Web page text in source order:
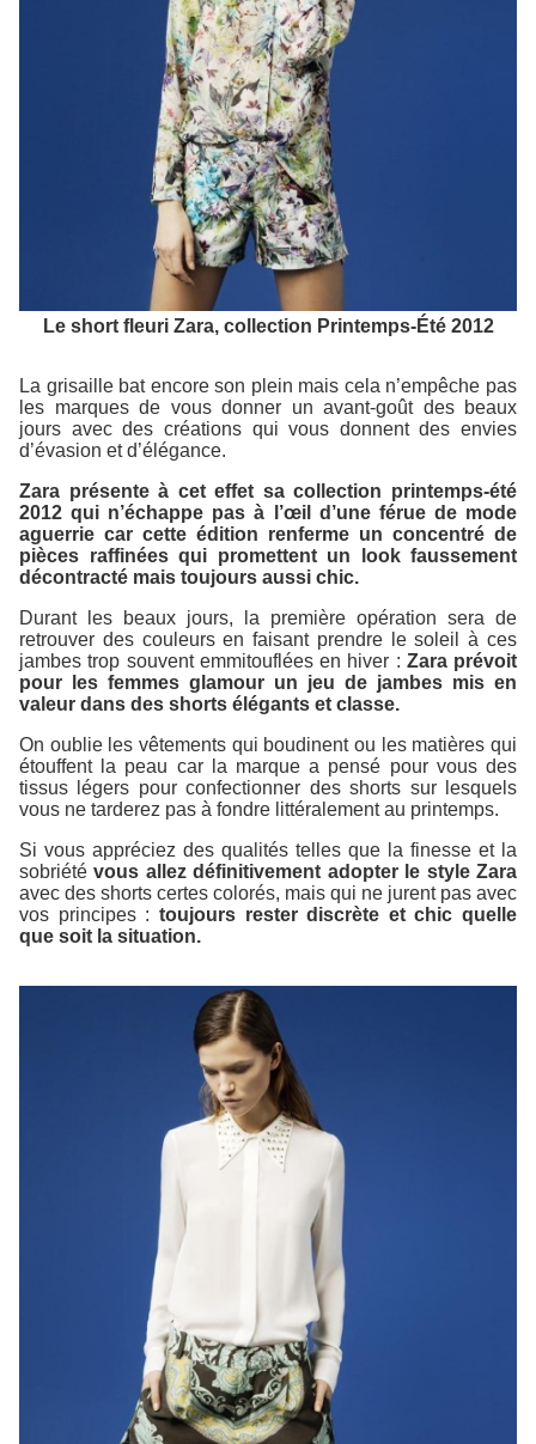
Le short fleuri Zara, collection Printemps-Été 2012
La grisaille bat encore son plein mais cela n’empêche pas
les marques de vous donner un avant-goût des beaux
jours avec des créations qui vous donnent des envies
d’évasion et d’élégance.
Zara présente à cet effet sa collection printemps-été
2012 qui n’échappe pas à l’œil d’une férue de mode
aguerrie car cette édition renferme un concentré de
pièces raffinées qui promettent un look faussement
décontracté mais toujours aussi chic.
Durant les beaux jours, la première opération sera de
retrouver des couleurs en faisant prendre le soleil à ces
jambes trop souvent emmitouflées en hiver : Zara prévoit
pour les femmes glamour un jeu de jambes mis en
valeur dans des shorts élégants et classe.
On oublie les vêtements qui boudinent ou les matières qui
étouffent la peau car la marque a pensé pour vous des
tissus légers pour confectionner des shorts sur lesquels
vous ne tarderez pas à fondre littéralement au printemps.
Si vous appréciez des qualités telles que la finesse et la
sobriétévous allez définitivement adopter le style Zara
avec des shorts certes colorés, mais qui ne jurent pas avec
vos principes : toujours rester discrète et chic quelle
que soit la situation.